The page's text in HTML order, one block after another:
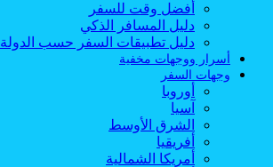
أفضل وقت للسفر
دليل المسافر الذكي
دليل تطبيقات السفر حسب الدولة
أسرار ووجهات مخفية
وجهات السفر
أوروبا
آسيا
الشرق الأوسط
أفريقيا
أمريكا الشمالية